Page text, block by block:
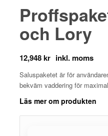
och Lory
12,948kr
Saluspaketet är för
bekväm vaddering för
Läs mer om produkten